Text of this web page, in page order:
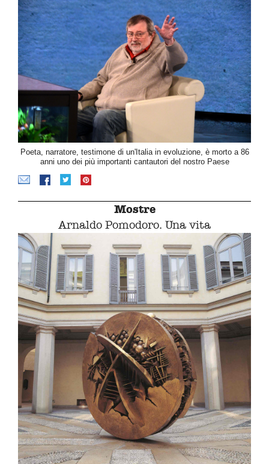
Poeta, narratore, testimone di un'Italia in evoluzione, è morto a 86
anni uno dei più importanti cantautori del nostro Paese
Mostre
Arnaldo Pomodoro. Una vita